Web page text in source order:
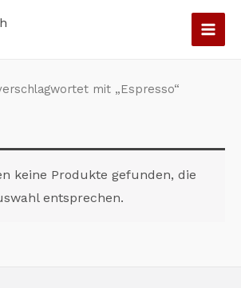
mit „Espresso“
keine Produkte gefunden, die
entsprechen.